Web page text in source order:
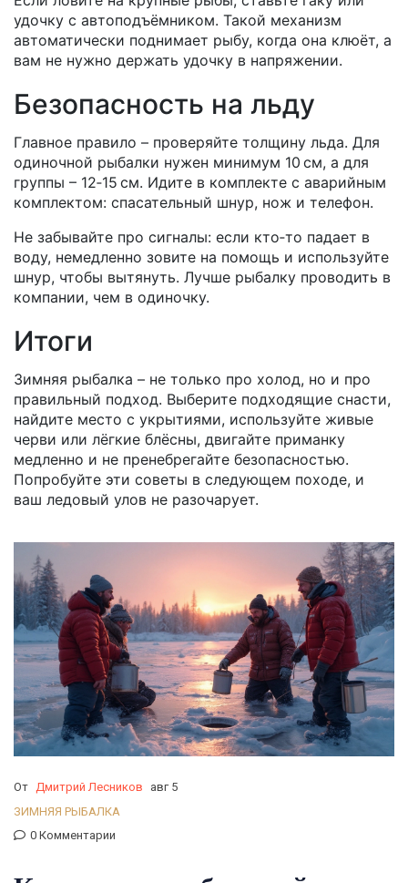
удочку с автоподъёмником. Такой механизм
автоматически поднимает рыбу, когда она клюёт, а
вам не нужно держать удочку в напряжении.
Безопасность на льду
Главное правило – проверяйте толщину льда. Для
одиночной рыбалки нужен минимум 10 см, а для
группы – 12‑15 см. Идите в комплекте с аварийным
комплектом: спасательный шнур, нож и телефон.
Не забывайте про сигналы: если кто‑то падает в
воду, немедленно зовите на помощь и используйте
шнур, чтобы вытянуть. Лучше рыбалку проводить в
компании, чем в одиночку.
Итоги
Зимняя рыбалка – не только про холод, но и про
правильный подход. Выберите подходящие снасти,
найдите место с укрытиями, используйте живые
черви или лёгкие блёсны, двигайте приманку
медленно и не пренебрегайте безопасностью.
Попробуйте эти советы в следующем походе, и
ваш ледовый улов не разочарует.
От Дмитрий Лесников
авг 5
ЗИМНЯЯ РЫБАЛКА
0 Комментарии